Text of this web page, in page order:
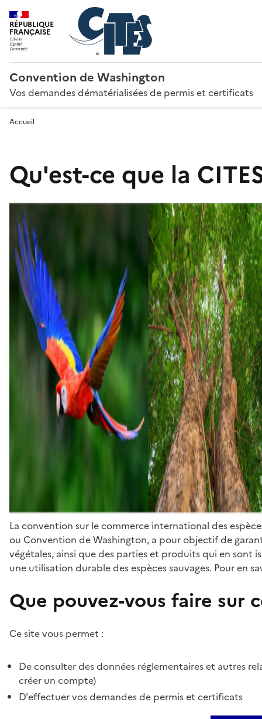
RÉPUBLIQUE
FRANÇAISE
Convention de Washington
Vos demandes dématérialisées de permis et certificats
Accueil
Qu'est-ce que la
La convention sur le commerce international des
ou Convention de Washington, a pour objectif de
végétales, ainsi que des parties et produits qui en sont
une utilisation durable des espèces sauvages. Pour en
Que pouvez-vous faire sur
Ce site vous permet :
De consulter des données réglementaires et autres
créer un compte)
D'effectuer vos demandes de permis et certificats